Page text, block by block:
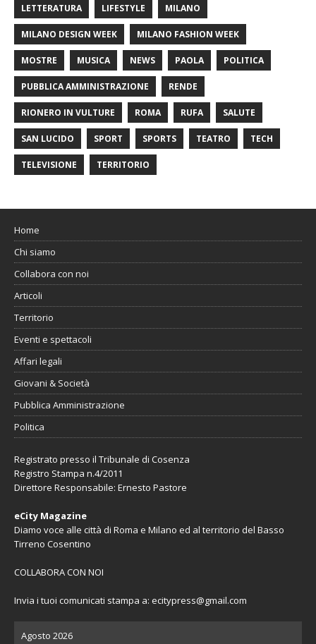
LETTERATURA LIFESTYLE MILANO
MILANO DESIGN WEEK MILANO FASHION WEEK
MOSTRE MUSICA NEWS PAOLA POLITICA
PUBBLICA AMMINISTRAZIONE RENDE
RIONERO IN VULTURE ROMA RUFA SALUTE
SAN LUCIDO SPORT SPORTS TEATRO TECH
TELEVISIONE TERRITORIO
Home
Chi siamo
Collabora con noi
Articoli
Territorio
Eventi e spettacoli
Affari legali
Giovani & Società
Pubblica Amministrazione
Politica
Registrato presso il Tribunale di Cosenza
Registro Stampa n.4/2011
Direttore Responsabile: Ernesto Pastore
eCity Magazine
Diamo voce alle città di Roma e Milano ed al territorio del Basso
Tirreno Cosentino
COLLABORA CON NOI
Invia i tuoi comunicati stampa a: ecitypress@gmail.com
Agosto 2026